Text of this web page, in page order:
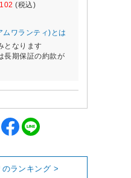
(税込)
ムワランティ)とは
となります
長期保証の約款が
のランキング >